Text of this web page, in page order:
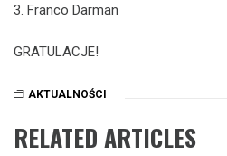
3. Franco Darman
GRATULACJE!
AKTUALNOŚCI
RELATED ARTICLES